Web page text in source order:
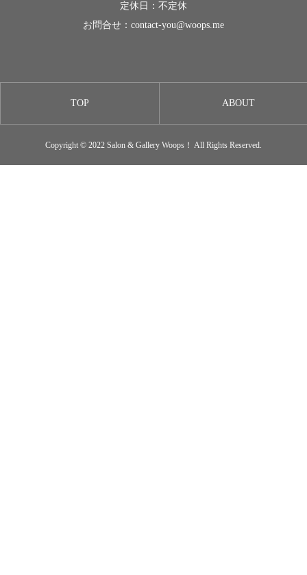
定休日：不定休
お問合せ：contact-you@woops.me
TOP ABOUT
Copyright © 2022 Salon & Gallery Woops！ All Rights Reserved.